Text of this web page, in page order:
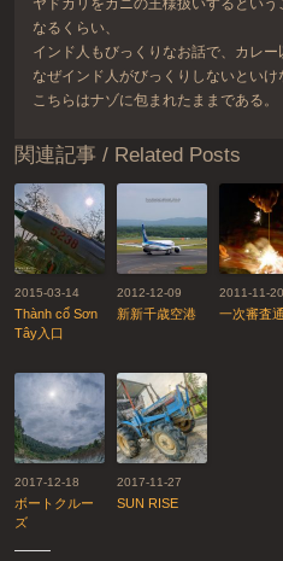
なるくらい、
インド人もびっくりなお話で、カレー
なぜインド人がびっくりしないといけ
こちらはナゾに包まれたままである。
関連記事 / Related Posts
2015-03-14
Thành cổ Sơn
Tây入口
2012-12-09
新新千歳空港
2011-11-20
一次審査
2017-12-18
ボートクルー
ズ
2017-11-27
SUN RISE